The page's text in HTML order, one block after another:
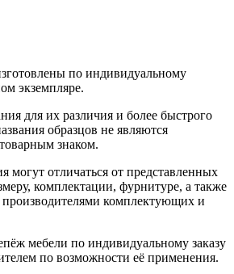
по индивидуальному
экземпляре.
для их различия и более быстрого
образцов не являются
знаком.
могут отличаться от представленных
комплектации, фурнитуре, а также
комплектующих и
мебели по индивидуальному заказу
по возможности её применения.